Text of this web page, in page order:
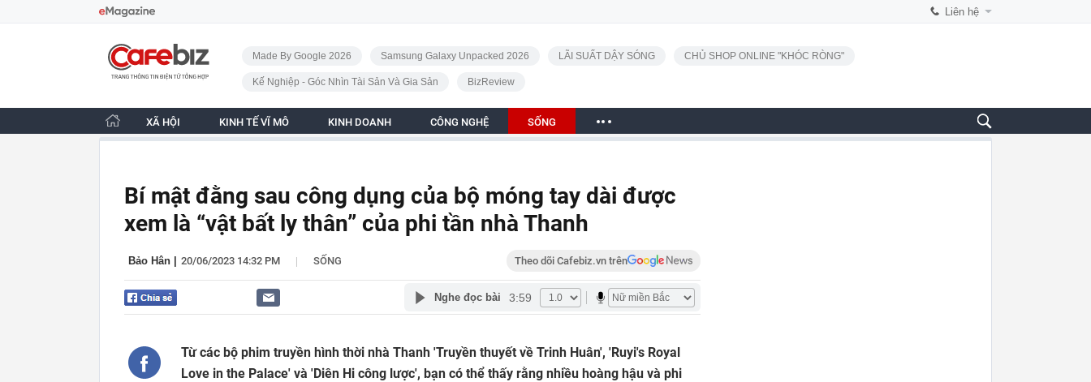
Liên hệ
CafeBiz - Trang chủ
Made By Google 2026 Samsung Galaxy Unpacked 2026 LÃI SUẤT DẬY SÓNG CHỦ SHOP ONLINE "KHÓC RÒNG"
Kế Nghiệp - Góc Nhìn Tài Sản Và Gia Sản BizReview
XÃ HỘI KINH TẾ VĨ MÔ KINH DOANH CÔNG NGHỆ SỐNG
Bí mật đằng sau công dụng của bộ móng tay dài được
xem là “vật bất ly thân” của phi tần nhà Thanh
Bảo Hân 20/06/2023 14:32 PM | SỐNG Theo dõi Cafebiz.vn trên
Nghe đọc bài 3:59
Từ các bộ phim truyền hình thời nhà Thanh 'Truyền thuyết về Trinh Huân', 'Ruyi's Royal
Love in the Palace' và 'Diên Hi công lược', bạn có thể thấy rằng nhiều hoàng hậu và phi